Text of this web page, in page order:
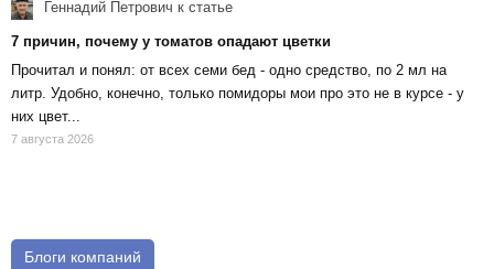
Геннадий Петрович к статье
7 причин, почему у томатов опадают цветки
Прочитал и понял: от всех семи бед - одно средство, по 2 мл на
литр. Удобно, конечно, только помидоры мои про это не в курсе - у
них цвет...
7 августа 2026
Блоги компаний